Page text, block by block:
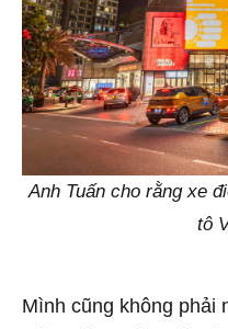
Anh Tuấn cho rằng xe
tô
Mình cũng không phải